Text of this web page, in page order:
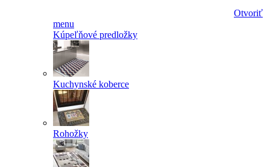
Otvoriť
menu
Kúpeľňové predložky
Kuchynské koberce
Rohožky